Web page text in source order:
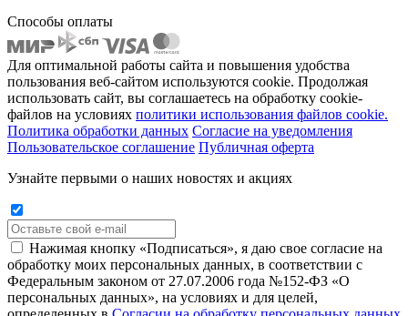
Способы оплаты
Для оптимальной работы сайта и повышения удобства
пользования веб-сайтом используются cookie. Продолжая
использовать сайт, вы соглашаетесь на обработку cookie-
файлов на условиях политики использования файлов cookie.
Политика обработки данных Согласие на уведомления
Пользовательское соглашение Публичная оферта
Узнайте первыми о наших новостях и акциях
Нажимая кнопку «Подписаться», я даю свое согласие на
обработку моих персональных данных, в соответствии с
Федеральным законом от 27.07.2006 года №152-ФЗ «О
персональных данных», на условиях и для целей,